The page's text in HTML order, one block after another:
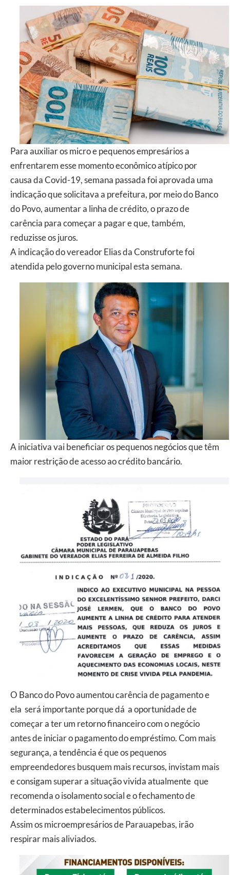
Para auxiliar os micro e pequenos empresários a
enfrentarem esse momento econômico atípico por
causa da Covid-19, semana passada foi aprovada uma
indicação que solicitava a prefeitura, por meio do Banco
do Povo, aumentar a linha de crédito, o prazo de
carência para começar a pagar e que, também,
reduzisse os juros.
A indicação do vereador Elias da Construforte foi
atendida pelo governo municipal esta semana.
A iniciativa vai beneficiar os pequenos negócios que têm
maior restrição de acesso ao crédito bancário.
O Banco do Povo aumentou carência de pagamento e
ela será importante porque dá a oportunidade de
começar a ter um retorno financeiro com o negócio
antes de iniciar o pagamento do empréstimo. Com mais
segurança, a tendência é que os pequenos
empreendedores busquem mais recursos, invistam mais
e consigam superar a situação vivida atualmente que
recomenda o isolamento social e o fechamento de
determinados estabelecimentos públicos.
Assim os microempresários de Parauapebas, irão
respirar mais aliviados.